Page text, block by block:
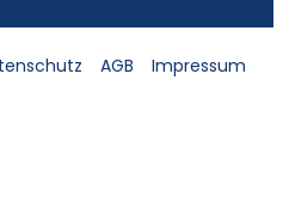
AGB Impressum